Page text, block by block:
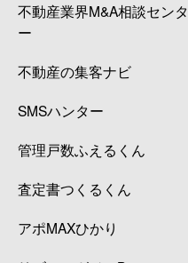
不動産業界M&A相談センタ
ー
不動産の集客ナビ
SMSハンター
管理戸数ふえるくん
査定書つくるくん
アポMAXひかり